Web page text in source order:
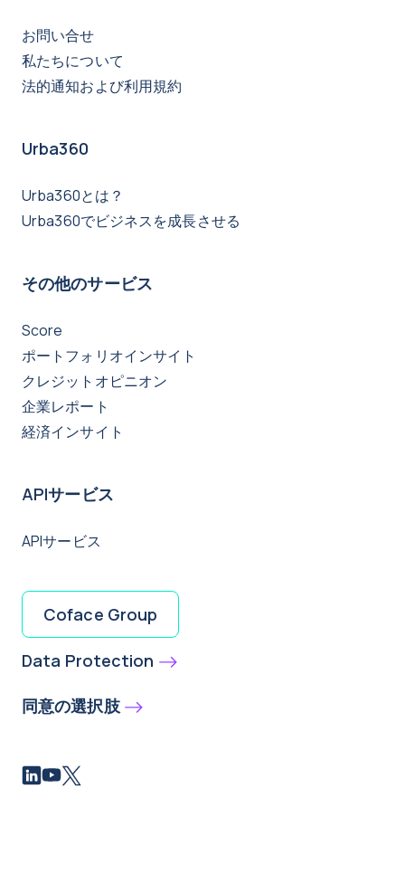
お問い合せ
私たちについて
法的通知および利用規約
Urba360
Urba360とは？
Urba360でビジネスを成長させる
その他のサービス
Score
ポートフォリオインサイト
クレジットオピニオン
企業レポート
経済インサイト
APIサービス
APIサービス
Coface Group
Data Protection
同意の選択肢